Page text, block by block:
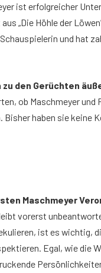
ist erfolgreicher
„Die Höhle der
und hat
den Gerüchten
ob Maschmeyer und
Bisher haben sie keine
Maschmeyer
vorerst
ist es wichtig,
Egal, wie die